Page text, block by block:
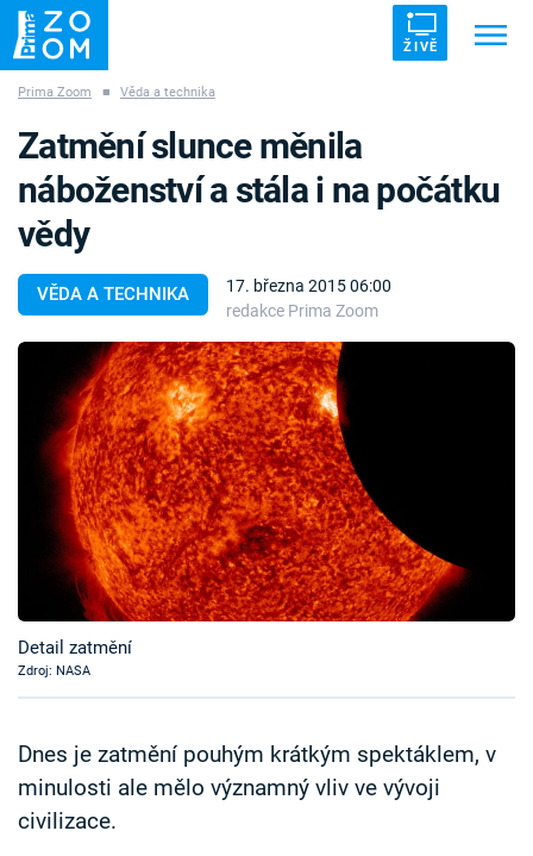
ŽIVĚ
ZÁHADY VETŘELCI DÁVNOVĚKU
Témata
Témata
Pořady
TV Program
Časopis
Sledujte prima+
Sledujte nás
Prima Zoom ■ Věda a technika
VĚDA A TECHNIKA
17. března 2015 06:00
redakce Prima Zoom
Zatmění slunce měnila
náboženství a stála i na počátku
vědy
Detail zatmění
Zdroj: NASA
Dnes je zatmění pouhým krátkým spektáklem, v
minulosti ale mělo významný vliv ve vývoji
civilizace.